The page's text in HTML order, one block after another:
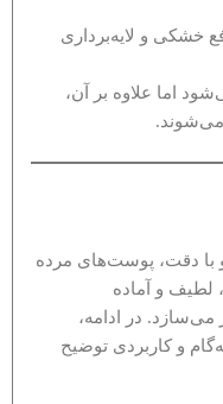
خشکی و لایه‌برداری
اما علاوه بر آن،
می‌شوند.
با دقت، پوست‌های مرده
لطیف و آماده
می‌سازد. در ادامه،
و کاربردی توضیح